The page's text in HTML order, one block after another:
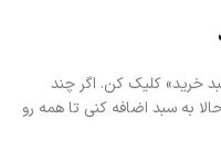
خرید» کلیک کن. اگر چند
به سبد اضافه کنی تا همه رو